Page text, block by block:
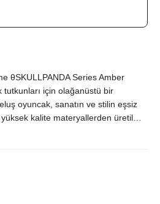
θSKULLPANDA Series Amber
tutkunları için olağanüstü bir
oyuncak, sanatın ve stilin eşsiz
yüksek kalite materyallerden üretilmiş
bir parçasıdır ve koleksiyonunuzu
bir hediye seçeneği olan bu
sofistike bir dokunuş